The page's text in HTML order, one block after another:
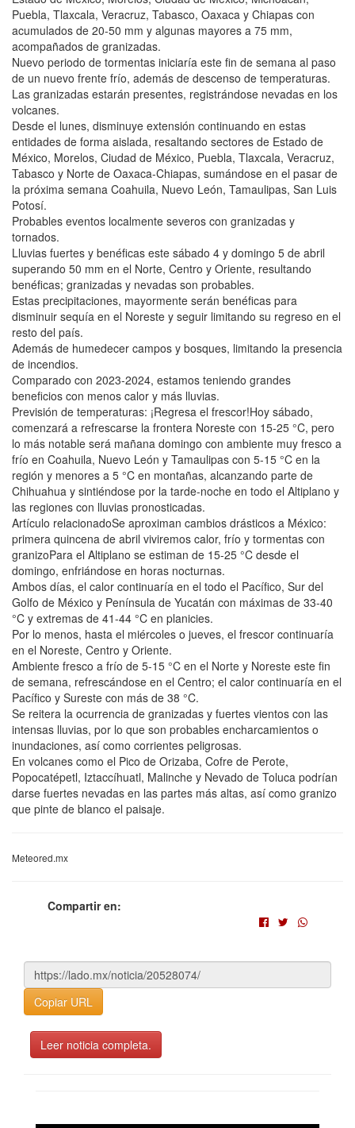
Puebla, Tlaxcala, Veracruz, Tabasco, Oaxaca y Chiapas con
acumulados de 20-50 mm y algunas mayores a 75 mm,
acompañados de granizadas.
Nuevo periodo de tormentas iniciaría este fin de semana al paso
de un nuevo frente frío, además de descenso de temperaturas.
Las granizadas estarán presentes, registrándose nevadas en los
volcanes.
Desde el lunes, disminuye extensión continuando en estas
entidades de forma aislada, resaltando sectores de Estado de
México, Morelos, Ciudad de México, Puebla, Tlaxcala, Veracruz,
Tabasco y Norte de Oaxaca-Chiapas, sumándose en el pasar de
la próxima semana Coahuila, Nuevo León, Tamaulipas, San Luis
Potosí.
Probables eventos localmente severos con granizadas y
tornados.
Lluvias fuertes y benéficas este sábado 4 y domingo 5 de abril
superando 50 mm en el Norte, Centro y Oriente, resultando
benéficas; granizadas y nevadas son probables.
Estas precipitaciones, mayormente serán benéficas para
disminuir sequía en el Noreste y seguir limitando su regreso en el
resto del país.
Además de humedecer campos y bosques, limitando la presencia
de incendios.
Comparado con 2023-2024, estamos teniendo grandes
beneficios con menos calor y más lluvias.
Previsión de temperaturas: ¡Regresa el frescor!Hoy sábado,
comenzará a refrescarse la frontera Noreste con 15-25 °C, pero
lo más notable será mañana domingo con ambiente muy fresco a
frío en Coahuila, Nuevo León y Tamaulipas con 5-15 °C en la
región y menores a 5 °C en montañas, alcanzando parte de
Chihuahua y sintiéndose por la tarde-noche en todo el Altiplano y
las regiones con lluvias pronosticadas.
Artículo relacionadoSe aproximan cambios drásticos a México:
primera quincena de abril viviremos calor, frío y tormentas con
granizoPara el Altiplano se estiman de 15-25 °C desde el
domingo, enfriándose en horas nocturnas.
Ambos días, el calor continuaría en el todo el Pacífico, Sur del
Golfo de México y Península de Yucatán con máximas de 33-40
°C y extremas de 41-44 °C en planicies.
Por lo menos, hasta el miércoles o jueves, el frescor continuaría
en el Noreste, Centro y Oriente.
Ambiente fresco a frío de 5-15 °C en el Norte y Noreste este fin
de semana, refrescándose en el Centro; el calor continuaría en el
Pacífico y Sureste con más de 38 °C.
Se reitera la ocurrencia de granizadas y fuertes vientos con las
intensas lluvias, por lo que son probables encharcamientos o
inundaciones, así como corrientes peligrosas.
En volcanes como el Pico de Orizaba, Cofre de Perote,
Popocatépetl, Iztaccíhuatl, Malinche y Nevado de Toluca podrían
darse fuertes nevadas en las partes más altas, así como granizo
que pinte de blanco el paisaje.
Meteored.mx
Compartir en:
Copiar URL
Leer noticia completa.